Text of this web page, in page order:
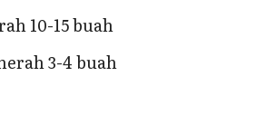
10-15 buah
3-4 buah